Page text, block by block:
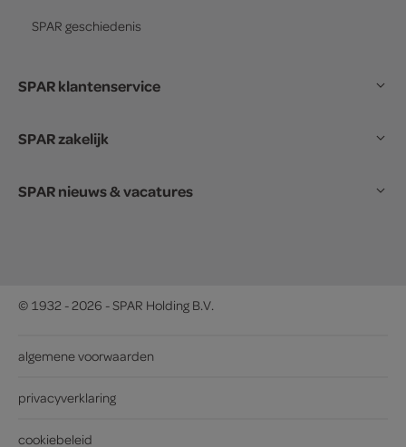
SPAR geschiedenis
SPAR klantenservice
SPAR zakelijk
SPAR nieuws & vacatures
© 1932 - 2026 - SPAR Holding B.V.
algemene voorwaarden
privacyverklaring
cookiebeleid